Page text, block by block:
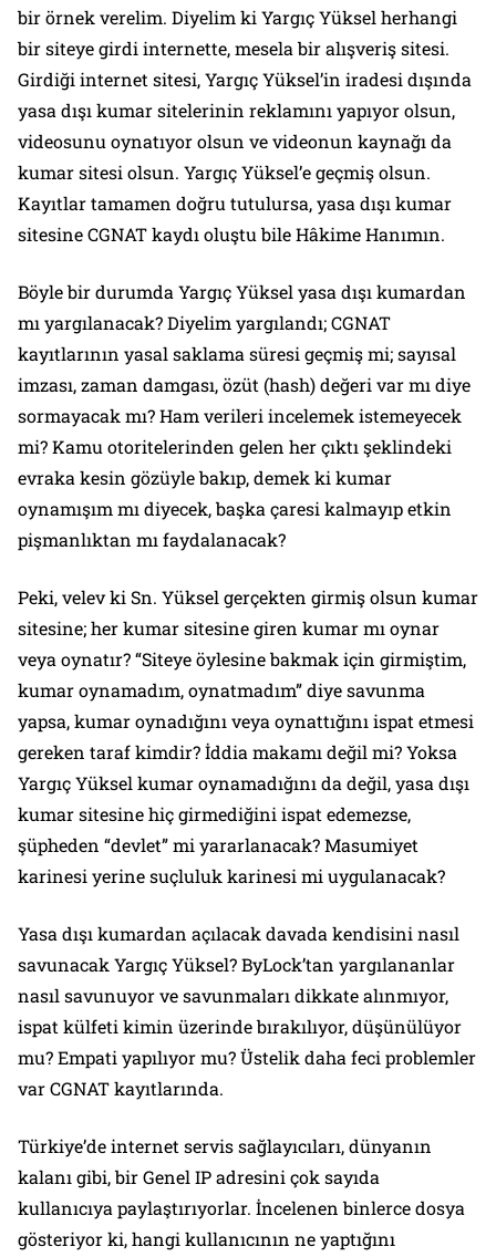
bir örnek verelim. Diyelim ki Yargıç Yüksel herhangi
bir siteye girdi internette, mesela bir alışveriş sitesi.
Girdiği internet sitesi, Yargıç Yüksel’in iradesi dışında
yasa dışı kumar sitelerinin reklamını yapıyor olsun,
videosunu oynatıyor olsun ve videonun kaynağı da
kumar sitesi olsun. Yargıç Yüksel’e geçmiş olsun.
Kayıtlar tamamen doğru tutulursa, yasa dışı kumar
sitesine CGNAT kaydı oluştu bile Hâkime Hanımın.
Böyle bir durumda Yargıç Yüksel yasa dışı kumardan
mı yargılanacak? Diyelim yargılandı; CGNAT
kayıtlarının yasal saklama süresi geçmiş mi; sayısal
imzası, zaman damgası, özüt (hash) değeri var mı diye
sormayacak mı? Ham verileri incelemek istemeyecek
mi? Kamu otoritelerinden gelen her çıktı şeklindeki
evraka kesin gözüyle bakıp, demek ki kumar
oynamışım mı diyecek, başka çaresi kalmayıp etkin
pişmanlıktan mı faydalanacak?
Peki, velev ki Sn. Yüksel gerçekten girmiş olsun kumar
sitesine; her kumar sitesine giren kumar mı oynar
veya oynatır? “Siteye öylesine bakmak için girmiştim,
kumar oynamadım, oynatmadım” diye savunma
yapsa, kumar oynadığını veya oynattığını ispat etmesi
gereken taraf kimdir? İddia makamı değil mi? Yoksa
Yargıç Yüksel kumar oynamadığını da değil, yasa dışı
kumar sitesine hiç girmediğini ispat edemezse,
şüpheden “devlet” mi yararlanacak? Masumiyet
karinesi yerine suçluluk karinesi mi uygulanacak?
Yasa dışı kumardan açılacak davada kendisini nasıl
savunacak Yargıç Yüksel? ByLock’tan yargılananlar
nasıl savunuyor ve savunmaları dikkate alınmıyor,
ispat külfeti kimin üzerinde bırakılıyor, düşünülüyor
mu? Empati yapılıyor mu? Üstelik daha feci problemler
var CGNAT kayıtlarında.
Türkiye’de internet servis sağlayıcıları, dünyanın
kalanı gibi, bir Genel IP adresini çok sayıda
kullanıcıya paylaştırıyorlar. İncelenen binlerce dosya
gösteriyor ki, hangi kullanıcının ne yaptığını